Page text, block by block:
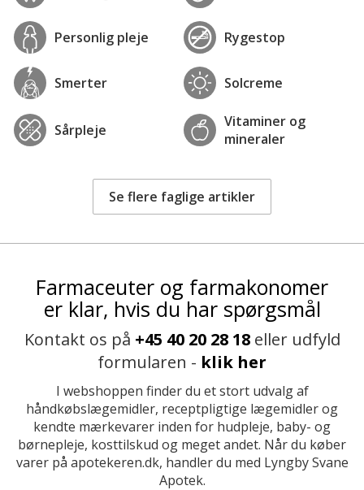
Personlig pleje Rygestop
Smerter Solcreme
Sårpleje
Vitaminer og
mineraler
Se flere faglige artikler
Farmaceuter og farmakonomer
er klar, hvis du har spørgsmål
Kontakt os på +45 40 20 28 18eller udfyld
formularen - klik her
I webshoppen finder du et stort udvalg af
håndkøbslægemidler, receptpligtige lægemidler og
kendte mærkevarer inden for hudpleje, baby- og
børnepleje, kosttilskud og meget andet. Når du køber
varer på apotekeren.dk, handler du med Lyngby Svane
Apotek.